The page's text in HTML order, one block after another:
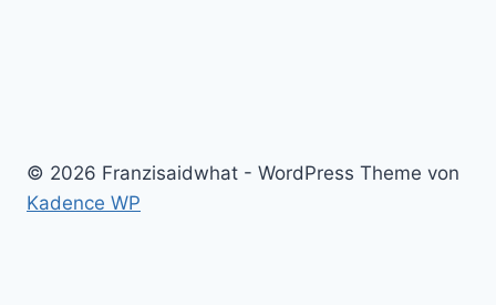
© 2026 Franzisaidwhat - WordPress Theme von
Kadence WP